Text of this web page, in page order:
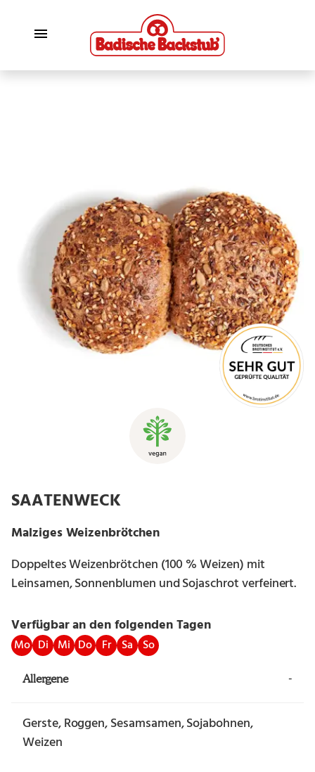
SAATENWECK
Malziges Weizenbrötchen
Doppeltes Weizenbrötchen (100 % Weizen) mit
Leinsamen, Sonnenblumen und Sojaschrot verfeinert.
Verfügbar an den folgenden Tagen
Mo Di Mi Do Fr Sa So
Allergene -
Gerste, Roggen, Sesamsamen, Sojabohnen,
Weizen